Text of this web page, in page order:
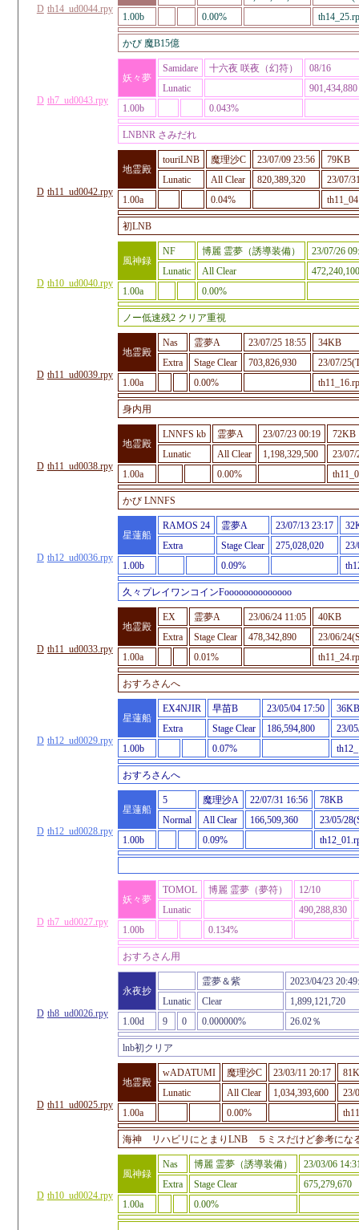
D th14_ud0044.rpy
1.00b
0.00%
かび 魔B15億
D th7_ud0043.rpy
妖々夢
Samidare 十六夜 咲夜（幻符）
08/16
Lunatic
901,434,880
1.00b
0.043%
LNBNR さみだれ
D th11_ud0042.rpy
地霊殿
touriLNB 魔理沙C 23/07/09 23:56
79KB
Lunatic
All Clear 820,389,320
23/07/
1.00a
0.04%
初LNB
D th10_ud0040.rpy
風神録
NF 博麗 霊夢（誘導装備）
23/07/26
Lunatic
All Clear
472,240,100
1.00a
0.00%
ノー低速残2 クリア重視
D th11_ud0039.rpy
地霊殿
Nas 霊夢A 23/07/25 18:55
34KB
Extra
Stage Clear 703,826,930
23/07/
1.00a
0.00%
身内用
D th11_ud0038.rpy
地霊殿
LNNFS kb 霊夢A 23/07/23 00:19
72KB
Lunatic
All Clear 1,198,329,500
23/07/
1.00a
0.00%
かび LNNFS
D th12_ud0036.rpy
星蓮船
RAMOS 24 霊夢A 23/07/13 23:17
Extra
Stage Clear 275,028,020
1.00b
0.09%
久々プレイワンコインFoooooooooooooo
D th11_ud0033.rpy
地霊殿
EX 霊夢A 23/06/24 11:05
40KB
Extra
Stage Clear 478,342,890
23/06/
1.00a
0.01%
おすろさんへ
D th12_ud0029.rpy
星蓮船
EX4NJIR 早苗B 23/05/04 17:50
36KB
Extra
Stage Clear 186,594,800
23/
1.00b
0.07%
おすろさんへ
D th12_ud0028.rpy
星蓮船
5 魔理沙A 22/07/31 16:56
78KB
Normal
All Clear 166,509,360
23/05/
1.00b
0.09%
D th7_ud0027.rpy
妖々夢
TOMOL 博麗 霊夢（夢符） 12/10
Lunatic
490,288,830
1.00b
0.134%
おすろさん用
D th8_ud0026.rpy
永夜抄
霊夢＆紫
2023/04/23
Lunatic
Clear
1,899,121,720
1.00d
9 0 0.000000% 26.02％
lnb初クリア
D th11_ud0025.rpy
地霊殿
wADATUMI 魔理沙C 23/03/11 20:17
Lunatic
All Clear 1,034,393,600
23/
1.00a
0.00%
海神 リハビリにとまりLNB ５ミスだけど参考にな
D th10_ud0024.rpy
風神録
Nas 博麗 霊夢（誘導装備）
23/03/06
Extra
Stage Clear
675,279,670
1.00a
0.00%